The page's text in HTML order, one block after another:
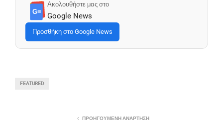
G≡
Ακολουθήστε μας στο
Google News
Προσθήκη στο Google News
FEATURED
ΠΡΟΗΓΟΎΜΕΝΗ ΑΝΆΡΤΗΣΗ